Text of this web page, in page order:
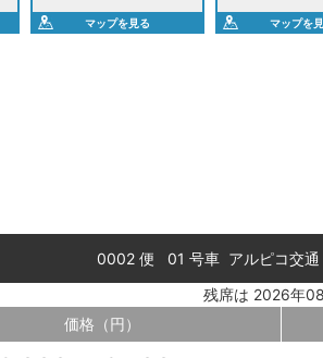
マップを見る マップを
0002 便 01 号車 アルピコ交通
残席は 2026年
価格（円）